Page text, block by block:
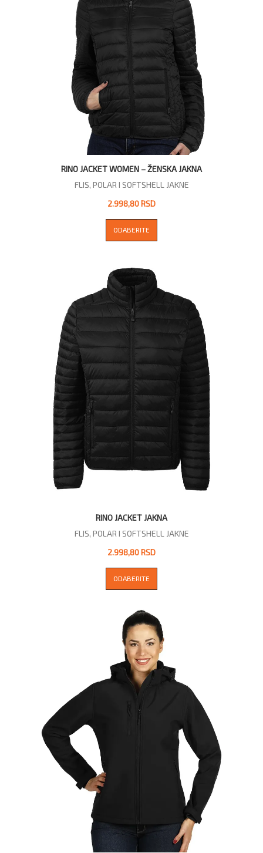
RINO JACKET WOMEN – ŽENSKA JAKNA
FLIS, POLAR I SOFTSHELL JAKNE
2.998,80 RSD
ODABERITE
RINO JACKET JAKNA
FLIS, POLAR I SOFTSHELL JAKNE
2.998,80 RSD
ODABERITE